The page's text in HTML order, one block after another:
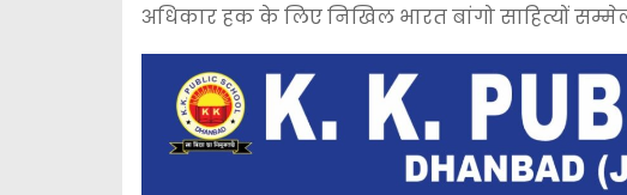
अधिकार हक के लिए निखिल भारत बांगो साहित्यों